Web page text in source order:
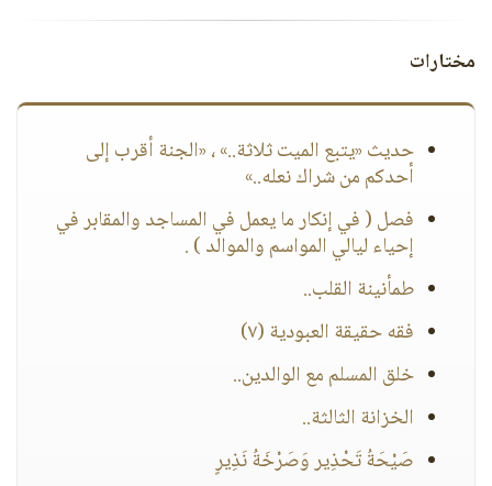
مختارات
حديث «يتبع الميت ثلاثة..» ، «الجنة أقرب إلى
أحدكم من شراك نعله..»
فصل ( في إنكار ما يعمل في المساجد والمقابر في
إحياء ليالي المواسم والموالد ) .
طمأنينة القلب..
فقه حقيقة العبودية (٧)
خلق المسلم مع الوالدين..
الخزانة الثالثة..
صَيْحَةُ تَحْذِير وَصَرْخَةُ نَذِيرٍ